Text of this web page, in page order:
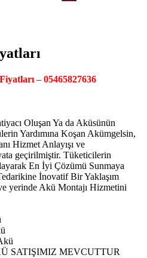
– 05465827636
Oluşan Ya da Aküsünün
Yardımına Koşan Akümgelsin,
Hizmet Anlayışı ve
geçirilmiştir. Tüketicilerin
En İyi Çözümü Sunmaya
İnovatif Bir Yaklaşım
yerinde Akü Montajı Hizmetini
SATIŞIMIZ MEVCUTTUR